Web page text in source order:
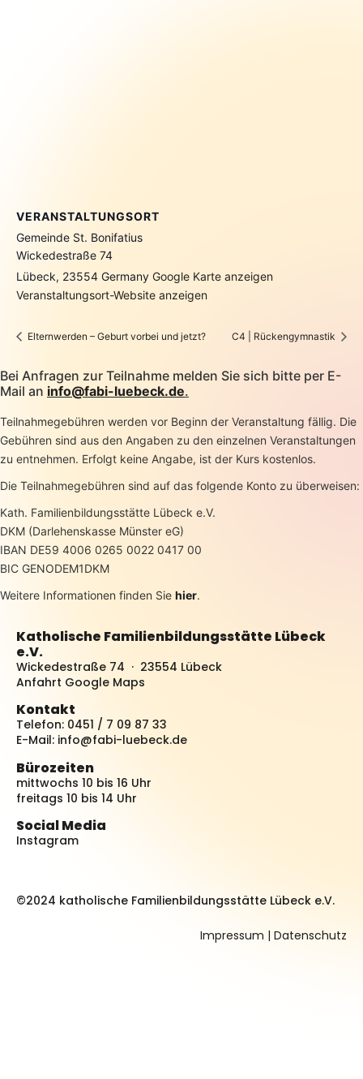
VERANSTALTUNGSORT
Gemeinde St. Bonifatius
Wickedestraße 74
Lübeck, 23554 Germany Google Karte anzeigen
Veranstaltungsort-Website anzeigen
Elternwerden – Geburt vorbei und jetzt? C4 | Rückengymnastik
Bei Anfragen zur Teilnahme melden Sie sich bitte per E-
Mail an info@fabi-luebeck.de.
Teilnahmegebühren werden vor Beginn der Veranstaltung fällig. Die
Gebühren sind aus den Angaben zu den einzelnen Veranstaltungen
zu entnehmen. Erfolgt keine Angabe, ist der Kurs kostenlos.
Die Teilnahmegebühren sind auf das folgende Konto zu überweisen:
Kath. Familienbildungsstätte Lübeck e.V.
DKM (Darlehenskasse Münster eG)
IBAN DE59 4006 0265 0022 0417 00
BIC GENODEM1DKM
Weitere Informationen finden Sie hier.
Katholische Familienbildungsstätte Lübeck
e.V.
Wickedestraße 74 · 23554 Lübeck
Anfahrt Google Maps
Kontakt
Telefon: 0451 / 7 09 87 33
E-Mail: info@fabi-luebeck.de
Bürozeiten
mittwochs 10 bis 16 Uhr
freitags 10 bis 14 Uhr
Social Media
Instagram
©2024 katholische Familienbildungsstätte Lübeck e.V.
Impressum | Datenschutz